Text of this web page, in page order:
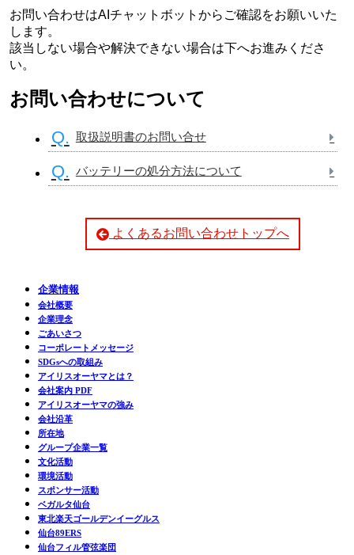
お問い合わせはAIチャットボットからご確認をお願いいた
します。
該当しない場合や解決できない場合は下へお進みくださ
い。
お問い合わせについて
Q. 取扱説明書のお問い合せ
Q. バッテリーの処分方法について
よくあるお問い合わせトップへ
企業情報
会社概要
企業理念
ごあいさつ
コーポレートメッセージ
SDGsへの取組み
アイリスオーヤマとは？
会社案内 PDF
アイリスオーヤマの強み
会社沿革
所在地
グループ企業一覧
文化活動
環境活動
スポンサー活動
ベガルタ仙台
東北楽天ゴールデンイーグルス
仙台89ERS
仙台フィル管弦楽団